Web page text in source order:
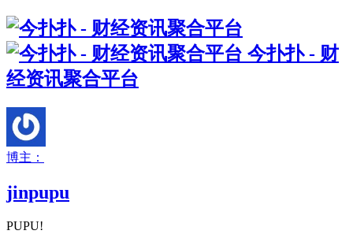
今扑扑 - 财
经资讯聚合平台
博主：
jinpupu
PUPU!